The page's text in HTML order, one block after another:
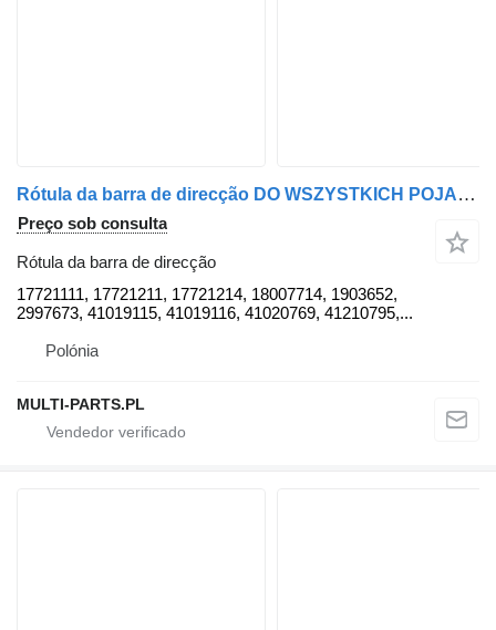
Rótula da barra de direcção DO WSZYSTKICH POJAZDÓW 17721111 para IVECO
Preço sob consulta
Rótula da barra de direcção
17721111, 17721211, 17721214, 18007714, 1903652,
2997673, 41019115, 41019116, 41020769, 41210795,...
Polónia
MULTI-PARTS.PL